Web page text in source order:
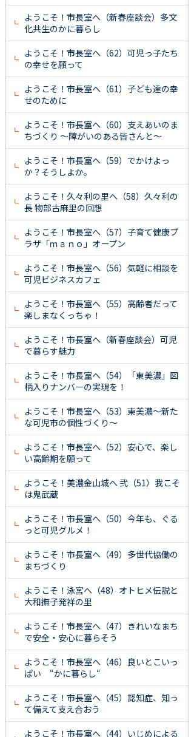
ようこそ！市長室へ（新春座談会）多文
化共生のかに暮らし
ようこそ！市長室へ（62）可児っ子たち
の幸せを願って
ようこそ！市長室へ（61）子ども達の幸
せのために
ようこそ！市長室へ（60）支えあいのま
ちづくり ～障がいのある皆さんと～
ようこそ！市長室へ（59）でかけよっ
か？そうしよか。
ようこそ！久々利の里へ（58）久々利の
長 物部古麻里の回想
ようこそ！市長室へ（57）子育て健康プ
ラザ「ｍａｎｏ」オープン
ようこそ！市長室へ（56）気軽に相談を
可児ビジネスカフェ
ようこそ！市長室へ（55）高齢者だって
楽しまなくっちゃ！
ようこそ！市長室へ（新春座談会）可児
で暮らす魅力
ようこそ！市長室へ（54）「東美濃」図
柄入りナンバーの実現を！
ようこそ！市長室へ（53）東美濃～新た
な可児市の個性づくり～
ようこそ！市長室へ（52）安心で、楽し
い高齢期を願って
ようこそ！美濃金山城へ 弐（51）我こそ
は鬼武蔵
ようこそ！市長室へ（50）今年も、ぐる
っと可児グルメ！
ようこそ！市長室へ（49）多世代協働の
まちづくり
ようこそ！泳宮へ（48）オトヒメ伝説と
大和撫子発祥の里
ようこそ！市長室へ（47）きれいなまち
で安全・安心に暮らそう
ようこそ！市長室へ（46）良いとこいっ
ぱい “かに暮らし“
ようこそ！市長室へ（45）認知症、知っ
て備えて支え合おう
ようこそ！市長室へ（44）いじめによる